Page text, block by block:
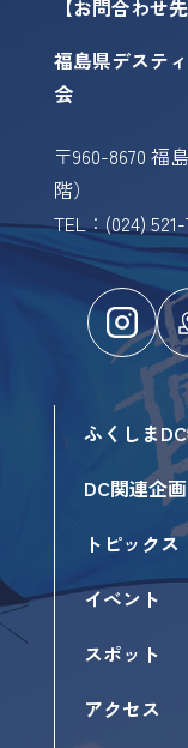
【お問合わせ先
福島県デステ
会
〒960-8670 福
階）
TEL：(024)
ふくしま
DC関連企画
トピックス
イベント
スポット
アクセス